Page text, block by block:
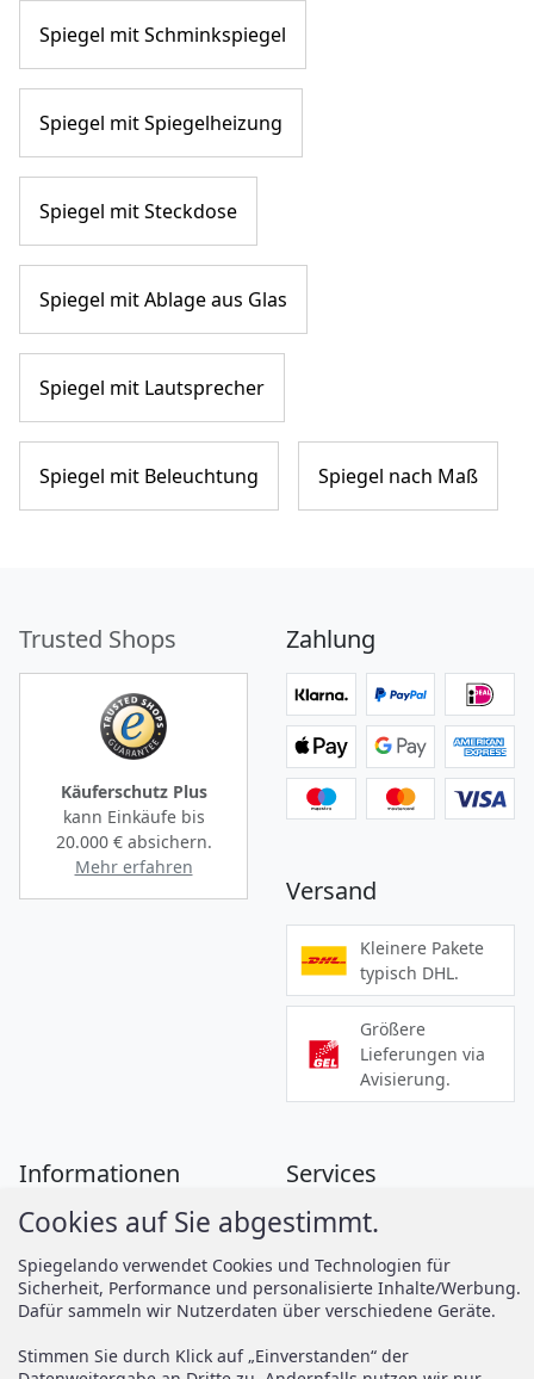
Spiegel mit Schminkspiegel
Spiegel mit Spiegelheizung
Spiegel mit Steckdose
Spiegel mit Ablage aus Glas
Spiegel mit Lautsprecher
Spiegel mit Beleuchtung Spiegel nach Maß
Trusted Shops
Käuferschutz Plus
kann Einkäufe bis
20.000 €absichern.
Mehr erfahren
Zahlung
Versand
Kleinere Pakete
typisch DHL.
Größere
Lieferungen via
Avisierung.
Informationen
Zahlung
Versand
AGB
Services
Montageanleitungen
Spiegelando Magazin
Support
Cookies auf Sie abgestimmt.
Spiegelando verwendet Cookies und Technologien für
Sicherheit, Performance und personalisierte Inhalte/Werbung.
Dafür sammeln wir Nutzerdaten über verschiedene Geräte.
Stimmen Sie durch Klick auf „Einverstanden“ der